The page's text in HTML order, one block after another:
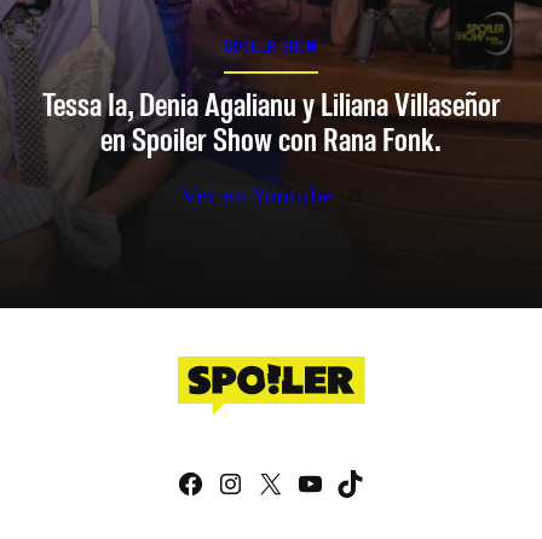
SPOILER SHOW
Tessa Ia, Denia Agalianu y Liliana Villaseñor
en Spoiler Show con Rana Fonk.
Ver en Youtube
Facebook
Instagram
X YouTube